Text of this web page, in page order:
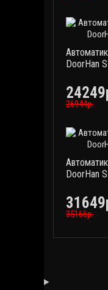
DoorHan
26944р.
DoorHan
35166р.